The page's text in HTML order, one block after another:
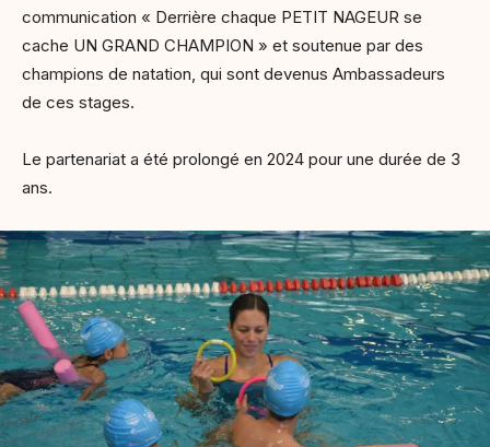
communication « Derrière chaque PETIT NAGEUR se
cache UN GRAND CHAMPION » et soutenue par des
champions de natation, qui sont devenus Ambassadeurs
de ces stages.
Le partenariat a été prolongé en 2024 pour une durée de 3
ans.